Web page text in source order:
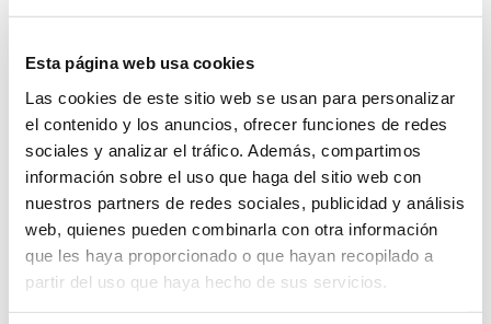
Esta página web usa cookies
Las cookies de este sitio web se usan para personalizar
el contenido y los anuncios, ofrecer funciones de redes
sociales y analizar el tráfico. Además, compartimos
información sobre el uso que haga del sitio web con
nuestros partners de redes sociales, publicidad y análisis
web, quienes pueden combinarla con otra información
que les haya proporcionado o que hayan recopilado a
partir del uso que haya hecho de sus servicios.
CONTRATO DE OBRAS DE
REURBANIZACIÓN EN
CALLE PASEO DE LOS
OLIVOS TRAMO ESTE DE
SAN VICENTE
Objeto
CONTRATO DE OBRAS